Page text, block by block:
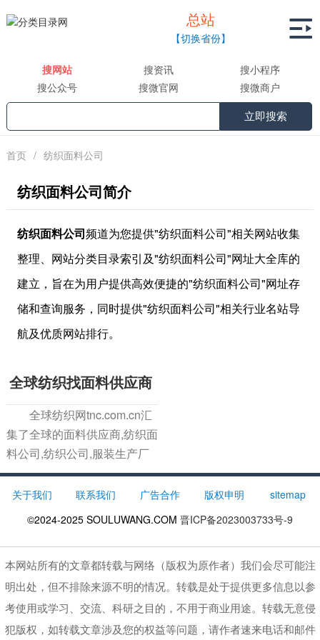

总站
【切换省份】
搜网站 搜资讯
搜小程序
搜公众号
搜微官网 搜微商户
立即搜索
首页 / 纺织面料公司
纺织面料公司简介
纺织面料公司频道为您提供"纺织面料公司"相关网站收集
整理、网站分类目录索引及"纺织面料公司"网址大全库的
建立，旨在为用户提供高效便捷的"纺织面料公司"网址存
储和查询服务，同时提供"纺织面料公司"相关行业名站导
航及优质网站排行。
全球纺织找面料供应商
全球纺织网tnc.com.cn汇
集了全球的面料供应商,纺织面
料公司,纺织公司,服装生产厂
家，全力打造一个集纺织资
讯、服装面料网上交易、公共
关于我们 联系我们 广告合作 版权申明
sitemap
©2024-2025 SOULUWANG.COM 晋ICP备2023003733号-9
本网站所有的文章都转载与网络（版权为原作者）我们会尽可能注
明出处，但不排除来源不明的情况。转载是处于提供更多信息以参
考使用或学习、交流、科研之目的，不用于商业用途。转载无意侵
犯版权，如转载文章涉及您的权益等问题，请作者速来电话和邮件